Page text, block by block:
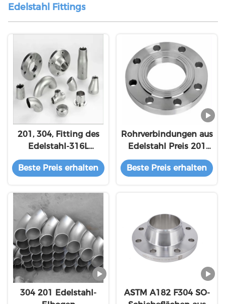
Edelstahl Fittings
201, 304, Fitting des
Edelstahl-316L
stoßen,/Reduzierer,/Stück
T-,/Biegung
Beste Preis erhalten
Rohrverbindungen aus
Edelstahl Preis 201
304/316 321 310S 6
Zoll 5 Zoll 4 Zoll
Beste Preis erhalten
304 201 Edelstahl-
ASTM A182 F304 SO-